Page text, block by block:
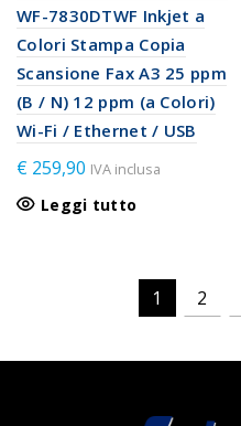
WF-7830DTWF Inkjet a
Colori Stampa Copia
Scansione Fax A3 25 ppm
(B / N) 12 ppm (a Colori)
Wi-Fi / Ethernet / USB
€ 259,90 IVA inclusa
Leggi tutto
1 2